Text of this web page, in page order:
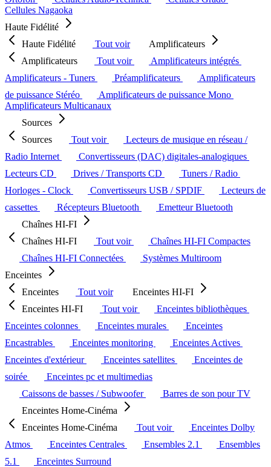
Cellules Nagaoka
Haute Fidélité
Haute Fidélité
Tout voir
Amplificateurs
Amplificateurs
Tout voir
Amplificateurs intégrés
Amplificateurs - Tuners
Préamplificateurs
Amplificateurs
de puissance Stéréo
Amplificateurs de puissance Mono
Amplificateurs Multicanaux
Sources
Sources
Tout voir
Lecteurs de musique en réseau /
Radio Internet
Convertisseurs (DAC) digitales-analogiques
Lecteurs CD
Drives / Transports CD
Tuners / Radio
Horloges - Clock
Convertisseurs USB / SPDIF
Lecteurs de
cassettes
Récepteurs Bluetooth
Emetteur Bluetooth
Chaînes HI-FI
Chaînes HI-FI
Tout voir
Chaînes HI-FI Compactes
Chaînes HI-FI Connectées
Systèmes Multiroom
Enceintes
Enceintes
Tout voir
Enceintes HI-FI
Enceintes HI-FI
Tout voir
Enceintes bibliothèques
Enceintes colonnes
Enceintes murales
Enceintes
Encastrables
Enceintes monitoring
Enceintes Actives
Enceintes d'extérieur
Enceintes satellites
Enceintes de
soirée
Enceintes pc et multimedias
Caissons de basses / Subwoofer
Barres de son pour TV
Enceintes Home-Cinéma
Enceintes Home-Cinéma
Tout voir
Enceintes Dolby
Atmos
Enceintes Centrales Ensembles 2.1
Ensembles
5.1
Enceintes Surround